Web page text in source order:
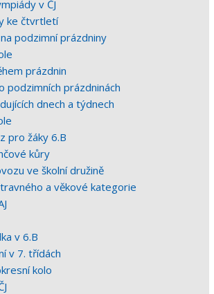
v ČJ
ke čtvrtletí
podzimní prázdniny
prázdnin
podzimních prázdninách
dnech a týdnech
pro žáky 6.B
kůry
ve školní družině
a věkové kategorie
v 6.B
v 7. třídách
kolo